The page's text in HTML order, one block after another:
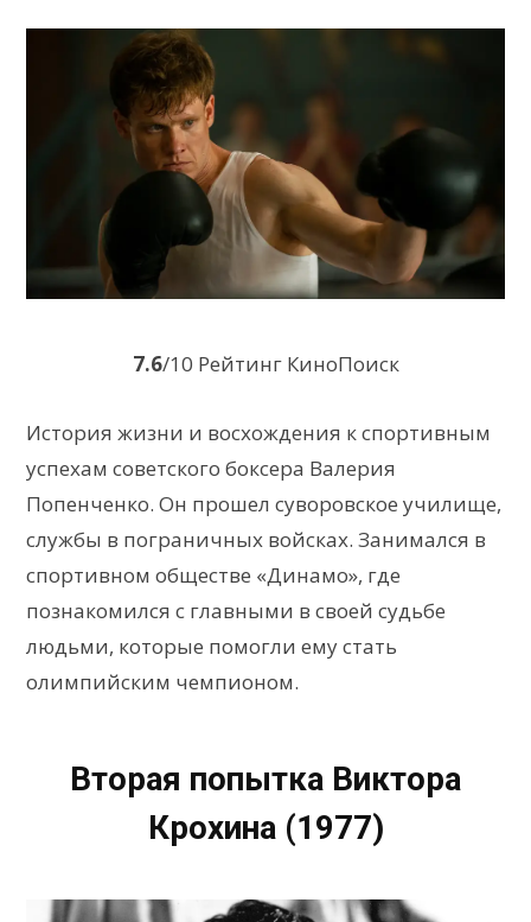
7.6/10 Рейтинг КиноПоиск
История жизни и восхождения к спортивным
успехам советского боксера Валерия
Попенченко. Он прошел суворовское училище,
службы в пограничных войсках. Занимался в
спортивном обществе «Динамо», где
познакомился с главными в своей судьбе
людьми, которые помогли ему стать
олимпийским чемпионом.
Вторая попытка Виктора
Крохина (1977)